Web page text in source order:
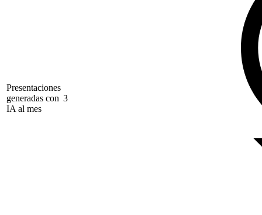
Presentaciones
generadas con
IA al mes
3